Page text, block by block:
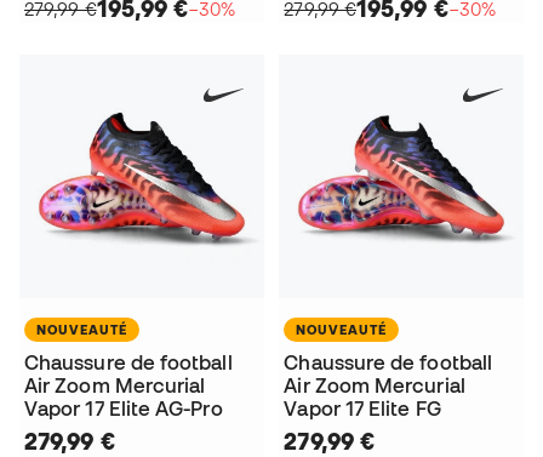
279,99 €195,99 €−30% 279,99 €195,99 €−30%
NOUVEAUTÉ
Chaussure de football
Air Zoom Mercurial
Vapor 17 Elite AG-Pro
279,99 €
NOUVEAUTÉ
Chaussure de football
Air Zoom Mercurial
Vapor 17 Elite FG
279,99 €